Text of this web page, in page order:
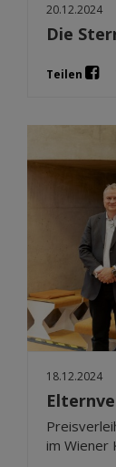
20.12.2024
Die
Teilen
18.12.2024
im Wiener